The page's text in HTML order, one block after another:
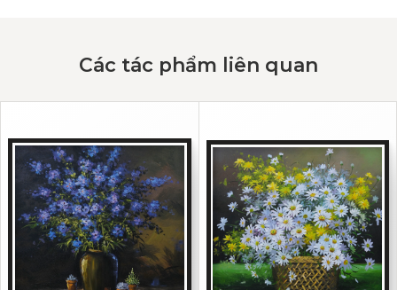
Các tác phẩm liên quan